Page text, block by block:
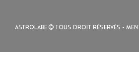
ASTROLABE TOUS DROIT RÉSERVÉS -